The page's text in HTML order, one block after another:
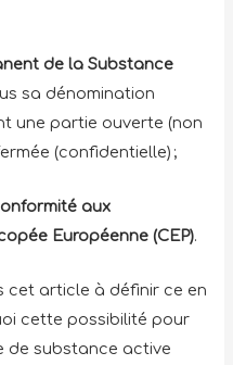
de la Substance
sa dénomination
une partie ouverte (non
(confidentielle) ;
aux
Européenne (CEP).
cet article à définir ce en
cette possibilité pour
de substance active